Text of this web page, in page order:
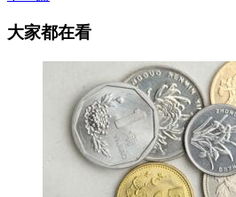
大家都在看